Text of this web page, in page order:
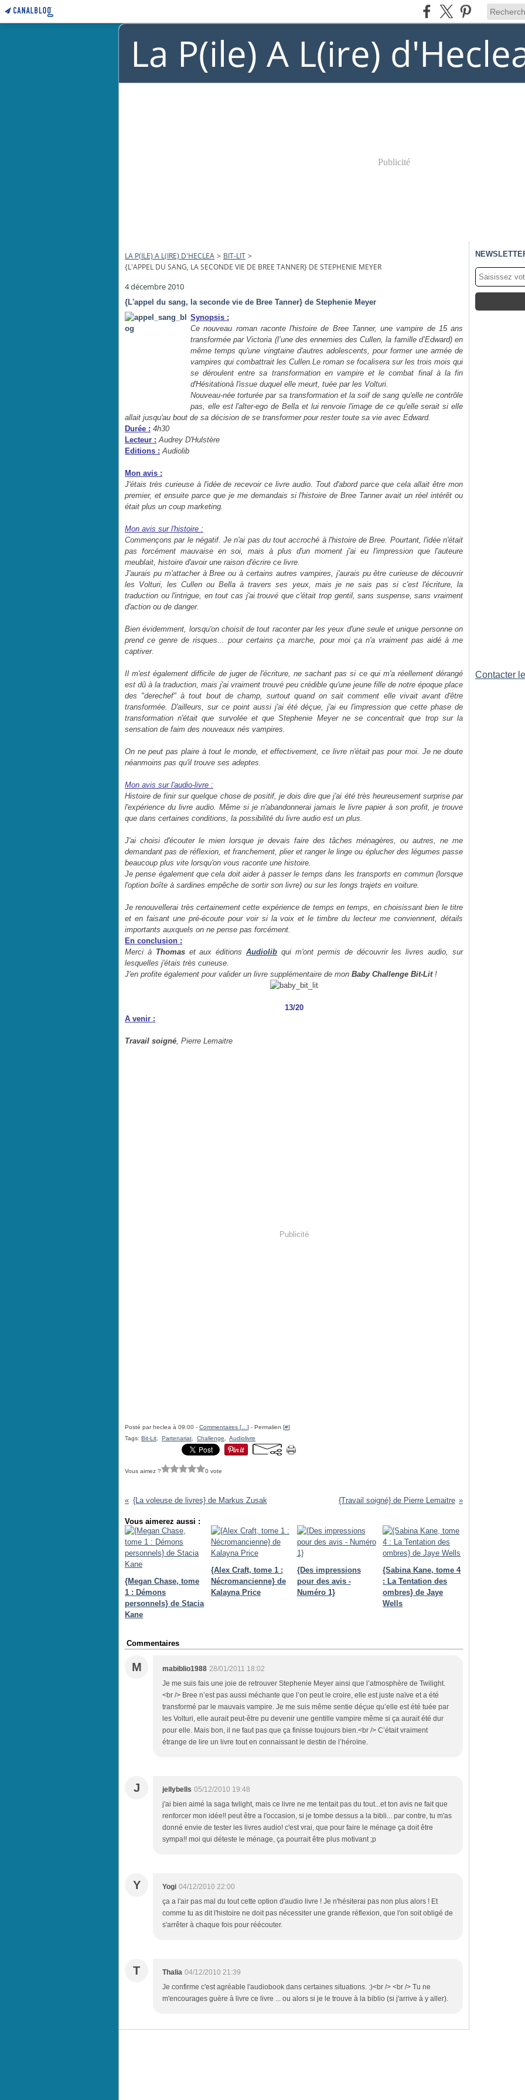
La P(ile) A L(ire)
Publicité
LA P(ILE) A L(IRE) D'HECLEA > BIT-LIT >
{L'APPEL DU SANG, LA SECONDE VIE DE BREE TANNER} DE STEPHENIE MEYER
4 décembre 2010
{L'appel du sang, la seconde vie de Bree Tanner} de Stephenie Meyer
Synopsis :
Ce nouveau roman raconte l'histoire de Bree Tanner, une vampire de 15 ans
transformée par Victoria (l’une des ennemies des Cullen, la famille d’Edward) en
même temps qu'une vingtaine d'autres adolescents, pour former une armée de
vampires qui combattrait les Cullen.Le roman se focalisera sur les trois mois qui
se déroulent entre sa transformation en vampire et le combat final à la fin
d'Hésitationà l'issue duquel elle meurt, tuée par les Volturi.
Nouveau-née torturée par sa transformation et la soif de sang qu'elle ne contrôle
pas, elle est l'alter-ego de Bella et lui renvoie l'image de ce qu'elle serait si elle
allait jusqu'au bout de sa décision de se transformer pour rester toute sa vie avec Edward.
Durée : 4h30
Lecteur : Audrey D'Hulstère
Editions : Audiolib
Mon avis :
J'étais très curieuse à l'idée de recevoir ce livre audio. Tout d'abord parce que cela allait être mon
premier, et ensuite parce que je me demandais si l'histoire de Bree Tanner avait un réel intérêt ou
était plus un coup marketing.
Mon avis sur l'histoire :
Commençons par le négatif. Je n'ai pas du tout accroché à l'histoire de Bree. Pourtant, l'idée n'était
pas forcément mauvaise en soi, mais à plus d'un moment j'ai eu l'impression que l'auteure
meublait, histoire d'avoir une raison d'écrire ce livre.
J'aurais pu m'attacher à Bree ou à certains autres vampires, j'aurais pu être curieuse de découvrir
les Volturi, les Cullen ou Bella à travers ses yeux, mais je ne sais pas si c'est l'écriture, la
traduction ou l'intrigue, en tout cas j'ai trouvé que c'était trop gentil, sans suspense, sans vraiment
d'action ou de danger.
Bien évidemment, lorsqu'on choisit de tout raconter par les yeux d'une seule et unique personne on
prend ce genre de risques... pour certains ça marche, pour moi ça n'a vraiment pas aidé à me
captiver.
Il m'est également difficile de juger de l'écriture, ne sachant pas si ce qui m'a réellement dérangé
est dû à la traduction, mais j'ai vraiment trouvé peu crédible qu'une jeune fille de notre époque place
des "derechef" à tout bout de champ, surtout quand on sait comment elle vivait avant d'être
transformée. D'ailleurs, sur ce point aussi j'ai été déçue, j'ai eu l'impression que cette phase de
transformation n'était que survolée et que Stephenie Meyer ne se concentrait que trop sur la
sensation de faim des nouveaux nés vampires.
On ne peut pas plaire à tout le monde, et effectivement, ce livre n'était pas pour moi. Je ne doute
néanmoins pas qu'il trouve ses adeptes.
Mon avis sur l'audio-livre :
Histoire de finir sur quelque chose de positif, je dois dire que j'ai été très heureusement surprise par
l'expérience du livre audio. Même si je n'abandonnerai jamais le livre papier à son profit, je trouve
que dans certaines conditions, la possibilité du livre audio est un plus.
J'ai choisi d'écouter le mien lorsque je devais faire des tâches ménagères, ou autres, ne me
demandant pas de réflexion, et franchement, plier et ranger le linge ou éplucher des légumes passe
beaucoup plus vite lorsqu'on vous raconte une histoire.
Je pense également que cela doit aider à passer le temps dans les transports en commun (lorsque
l'option boîte à sardines empêche de sortir son livre) ou sur les longs trajets en voiture.
Je renouvellerai très certainement cette expérience de temps en temps, en choisissant bien le titre
et en faisant une pré-écoute pour voir si la voix et le timbre du lecteur me conviennent, détails
importants auxquels on ne pense pas forcément.
En conclusion :
Merci à Thomaset aux éditionsAudiolib qui m'ont permis de découvrir les livres audio, sur
lesquelles j'étais très curieuse.
J'en profite également pour valider un livre supplémentaire de mon Baby Challenge Bit-Lit!
13/20
A venir :
Travail soigné, Pierre Lemaitre
Publicité
Posté par heclea à 09:00 - Commentaires [ ] - Permalien [#]
Tags: Bit-Lit Partenariat Challenge Audiolivre
Vous aimez ? 0 vote
{La voleuse de livres} de Markus Zusak {Travail soigné} de Pierre Lemaitre
Vous aimerez aussi :
{Megan Chase, tome
1 : Démons
personnels} de Stacia
Kane
{Alex Craft, tome 1 :
Nécromancienne} de
Kalayna Price
{Des impressions
pour des avis -
Numéro 1}
{Sabina Kane, tome 4
: La Tentation des
ombres} de Jaye
Wells
Commentaires
M mabiblio1988 28/01/2011 18:02
Je me suis fais une joie de retrouver Stephenie Meyer ainsi que l’atmosphère de Twilight.
<br /> Bree n’est pas aussi méchante que l’on peut le croire, elle est juste naïve et a été
transformé par le mauvais vampire. Je me suis même sentie déçue qu’elle est été tuée par
les Volturi, elle aurait peut-être pu devenir une gentille vampire même si ça aurait été dur
pour elle. Mais bon, il ne faut pas que ça finisse toujours bien.<br /> C’était vraiment
étrange de lire un livre tout en connaissant le destin de l’héroïne.
J jellybells 05/12/2010 19:48
j'ai bien aimé la saga twlight, mais ce livre ne me tentait pas du tout...et ton avis ne fait que
renforcer mon idée!! peut être a l'occasion, si je tombe dessus a la bibli... par contre, tu m'as
donné envie de tester les livres audio! c'est vrai, que pour faire le ménage ça doit être
sympa!! moi qui déteste le ménage, ça pourrait être plus motivant ;p
Y Yogi 04/12/2010 22:00
ça a l'air pas mal du tout cette option d'audio livre ! Je n'hésiterai pas non plus alors ! Et
comme tu as dit l'histoire ne doit pas nécessiter une grande réflexion, que l'on soit obligé de
s'arrêter à chaque fois pour réécouter.
T Thalia 04/12/2010 21:39
Je confirme c'est agréable l'audiobook dans certaines situations. :)<br /> <br /> Tu ne
m'encourages guère à livre ce livre ... ou alors si je le trouve à la biblio (si j'arrive à y aller).
Contacter